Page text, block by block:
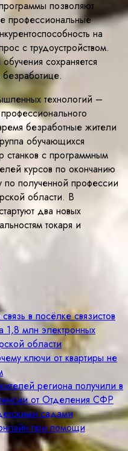
позволяют
профессиональные
на
с трудоустройством.
сохраняется
технологий –
безработные жители
обучающихся
станков с программным
курсов по окончанию
по полученной профессии
области. В
два новых
токаря и
в посёлке связистов
1,8 млн электронных
области
ключи от квартиры не
региона получили в
от Отделения СФР
садами
при помощи